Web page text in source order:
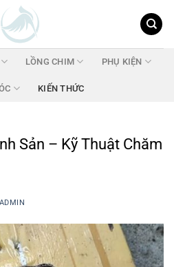
LỒNG CHIM PHỤ KIỆN
KIẾN THỨC
Sản – Kỹ Thuật Chăm
ADMIN